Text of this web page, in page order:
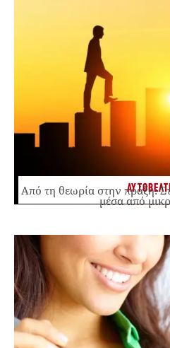
Από τη θεωρία στην πράξη:
μέσα από